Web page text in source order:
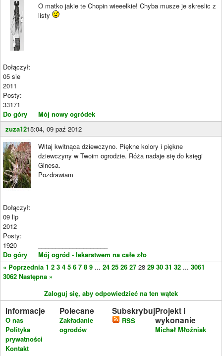
Dołączył:
05 sie
2011
Posty:
33171
Do góry
O matko jakie te Chopin wieeelkie! Chyba musze je skreslic z
listy
Mój nowy ogródek
zuza1215:04, 09 paź 2012
Dołączył:
09 lip
2012
Posty:
1920
Do góry
Witaj kwitnąca dziewczyno. Piękne kolory i piękne
dziewczyny w Twoim ogrodzie. Róża nadaje się do księgi
Ginesa.
Pozdrawiam
Mój ogród - lekarstwem na całe zło
« Poprzednia 1 2 3 4 5 6 7 8 9 ... 24 25 26 27 28 29 30 31 32 ... 3061
3062 Następna »
Zaloguj się, aby odpowiedzieć na ten wątek
Informacje
O nas
Polityka
prywatności
Kontakt
Polecane
Zakładanie
ogrodów
Subskrybuj
RSS
Projekt i
wykonanie
Michał Młoźniak